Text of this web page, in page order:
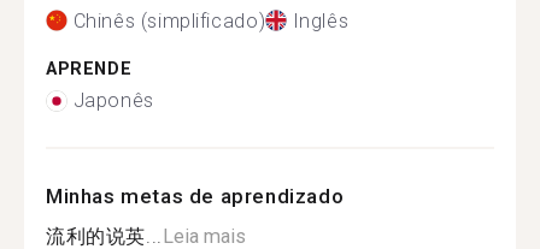
Chinês (simplificado) Inglês
APRENDE
Japonês
Minhas metas de aprendizado
流利的说英...Leia mais